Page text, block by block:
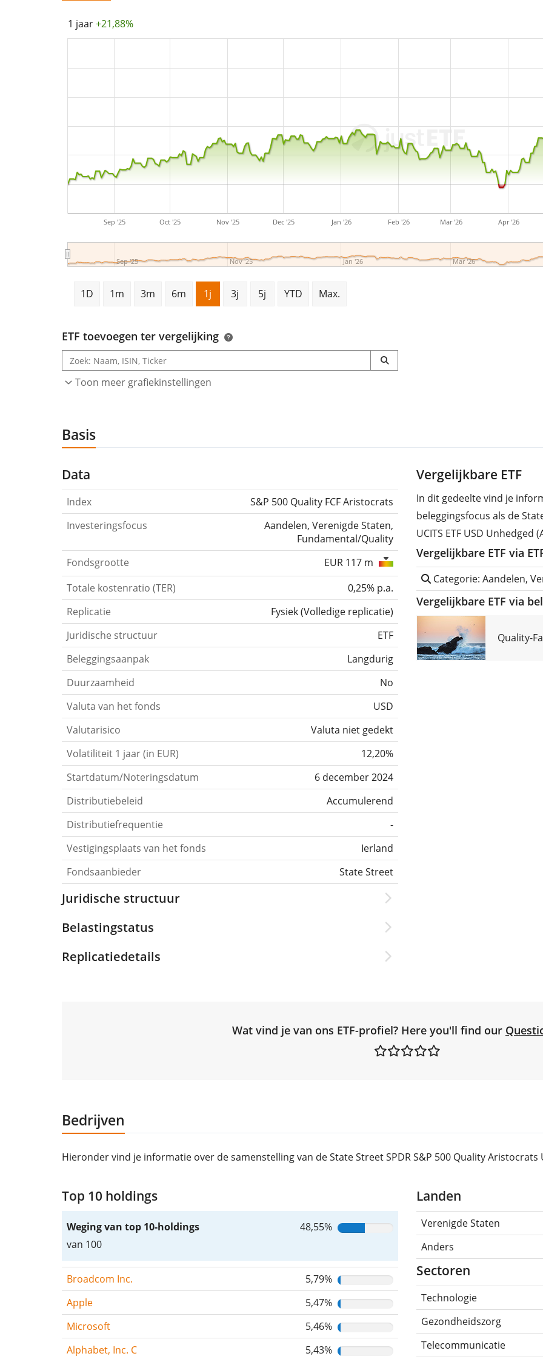
1 jaar+21,88%
Sep '25 Oct '25 Nov '25 Dec '25 Jan '26 Feb '26 Mar '26 Apr '26
Sep '25 Nov '25 Jan '26 Mar '26
1D 1m 3m 6m 1j 3j 5j YTD Max.
ETF toevoegen ter vergelijking
Toon meer grafiekinstellingen
Basis
Data
Index
S&P 500 Quality FCF Aristocrats
Investeringsfocus
Aandelen, Verenigde Staten,
Fundamental/Quality
Fondsgrootte
EUR 117 m
Totale kostenratio (TER)
0,25% p.a.
Replicatie
Fysiek(Volledige replicatie)
Juridische structuur
ETF
Beleggingsaanpak
Langdurig
Duurzaamheid
No
Valuta van het fonds
USD
Valutarisico
Valuta niet gedekt
Volatiliteit 1 jaar (in EUR)
12,20%
Startdatum/Noteringsdatum
6 december 2024
Distributiebeleid
Accumulerend
Distributiefrequentie
-
Vestigingsplaats van het fonds
Ierland
Fondsaanbieder
State Street
Juridische structuur
Belastingstatus
Replicatiedetails
Vergelijkbare ETF
In dit gedeelte vind je
beleggingsfocus als de
UCITS ETF USD Unhedged
Vergelijkbare ETF via
Categorie: Aandelen,
Vergelijkbare ETF via
Quality-
Wat vind je van ons ETF-profiel? Here you'll find our
Bedrijven
Hieronder vind je informatie over de samenstelling van de State Street SPDR S&P 500 Quality Aristocrats
Top 10 holdings
Weging van top 10-holdings
van 100
48,55%
Broadcom Inc.
5,79%
Apple
5,47%
Microsoft
5,46%
Alphabet, Inc. C
5,43%
Landen
Verenigde Staten
Anders
Sectoren
Technologie
Gezondheidszorg
Telecommunicatie